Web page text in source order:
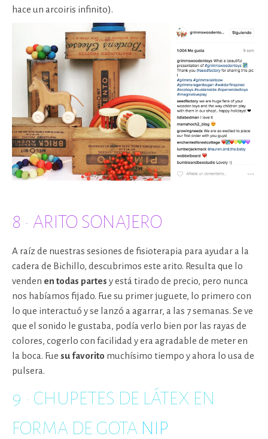
hace un arcoiris infinito).
8 · ARITO SONAJERO
A raíz de nuestras sesiones de fisioterapia para ayudar a la
cadera de Bichillo, descubrimos este arito. Resulta que lo
venden en todas partes y está tirado de precio, pero nunca
nos habíamos fijado. Fue su primer juguete, lo primero con
lo que interactuó y se lanzó a agarrar, a las 7 semanas. Se ve
que el sonido le gustaba, podía verlo bien por las rayas de
colores, cogerlo con facilidad y era agradable de meter en
la boca. Fue su favorito muchísimo tiempo y ahora lo usa de
pulsera.
9 · CHUPETES DE LÁTEX EN
FORMA DE GOTA NIP